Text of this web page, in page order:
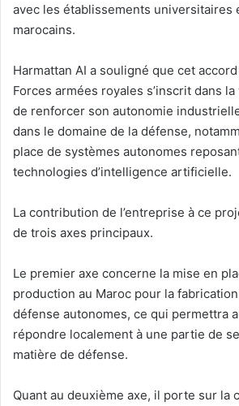
avec les établissements universitaires
marocains.
Harmattan AI a souligné que cet
Forces armées royales s’inscrit dans
de renforcer son autonomie
dans le domaine de la défense,
place de systèmes autonomes
technologies d’intelligence artificielle.
La contribution de l’entreprise à ce
de trois axes principaux.
Le premier axe concerne la mise en
production au Maroc pour la
défense autonomes, ce qui permettra
répondre localement à une partie de
matière de défense.
Quant au deuxième axe, il porte sur la